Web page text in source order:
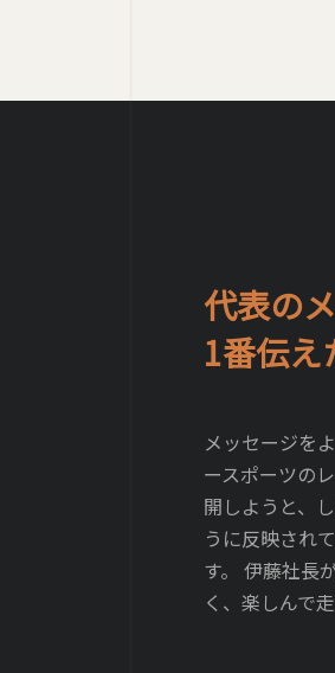
代表の
1番伝え
メッセージを
ースポーツの
開しようと、
うに反映され
す。 伊藤社長
く、楽しんで